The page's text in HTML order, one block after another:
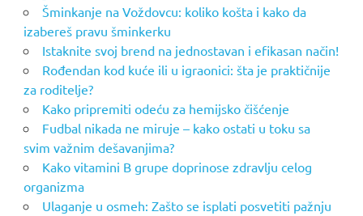
Šminkanje na Voždovcu: koliko košta i kako da
izabereš pravu šminkerku
Istaknite svoj brend na jednostavan i efikasan način!
Rođendan kod kuće ili u igraonici: šta je praktičnije
za roditelje?
Kako pripremiti odeću za hemijsko čišćenje
Fudbal nikada ne miruje – kako ostati u toku sa
svim važnim dešavanjima?
Kako vitamini B grupe doprinose zdravlju celog
organizma
Ulaganje u osmeh: Zašto se isplati posvetiti pažnju